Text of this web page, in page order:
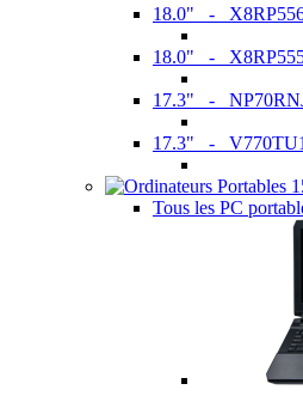
18.0" -
18.0" -
17.3" -
17.3" -
Tous les PC